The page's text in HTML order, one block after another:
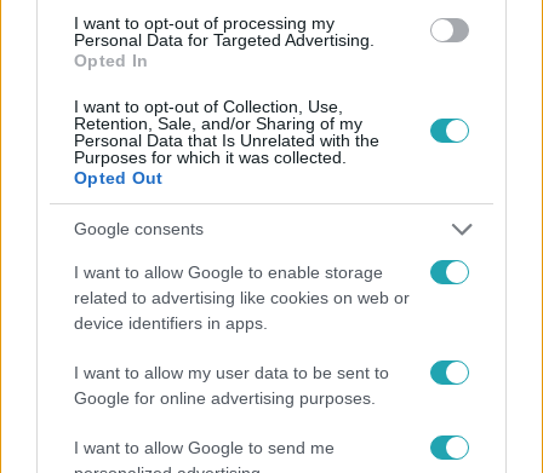
I want to opt-out of processing my
Personal Data for Targeted Advertising.
Opted In
I want to opt-out of Collection, Use,
Retention, Sale, and/or Sharing of my
Personal Data that Is Unrelated with the
Purposes for which it was collected.
Opted Out
Google consents
I want to allow Google to enable storage
related to advertising like cookies on web or
device identifiers in apps.
I want to allow my user data to be sent to
Google for online advertising purposes.
I want to allow Google to send me
PSG-ARSENAL #BL-DÖNTŐ #BUDAPEST
JÁTÉKVEZETŐ
Népszerű